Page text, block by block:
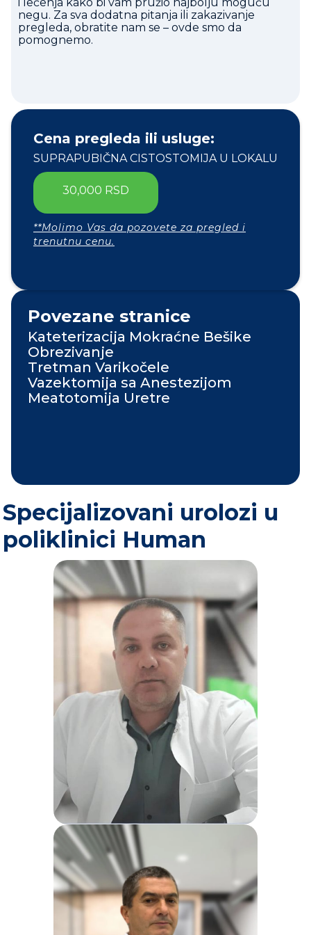
negu. Za sva dodatna pitanja ili zakazivanje
pregleda, obratite nam se – ovde smo da
pomognemo.
Cena pregleda ili usluge:
SUPRAPUBIČNA CISTOSTOMIJA U LOKALU
30,000 RSD
**Molimo Vas da pozovete za pregled i
trenutnu cenu.
Povezane stranice
Kateterizacija Mokraćne Bešike
Obrezivanje
Tretman Varikočele
Vazektomija sa Anestezijom
Meatotomija Uretre
Specijalizovani urolozi u
poliklinici Human